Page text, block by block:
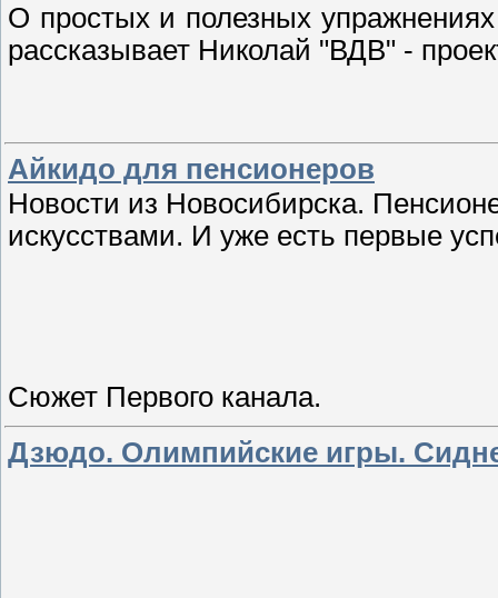
О простых и полезных
рассказывает Николай "ВДВ" -
Айкидо для пенсионеров
Новости из Новосибирска.
искусствами. И уже есть первые
Сюжет Первого канала.
Дзюдо. Олимпийские игры.